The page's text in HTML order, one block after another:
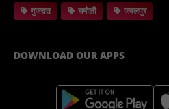
गुजरात
चमोली जबलपुर
DOWNLOAD OUR APPS